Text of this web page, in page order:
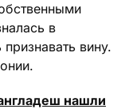
в
вину.
нашли